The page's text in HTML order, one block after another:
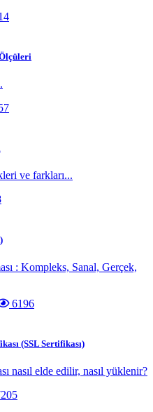
ve farkları...
: Kompleks, Sanal, Gerçek,
6196
(SSL Sertifikası)
nasıl elde edilir, nasıl yüklenir?